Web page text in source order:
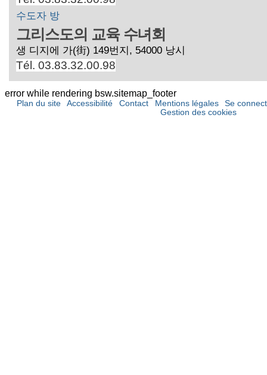
수도자 방
그리스도의 교육 수녀회
생 디지에 가(街) 149번지, 54000 낭시
Tél. 03.83.32.00.98
error while rendering bsw.sitemap_footer
Plan du site Accessibilité Contact Mentions légales
Se
Gestion des cookies